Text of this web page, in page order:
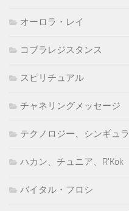
オーロラ・レイ
コブラレジスタンス
スピリチュアル
チャネリングメッセージ
テクノロジー、シンギュ
ハカン、チュニア、R'Kok
バイタル・フロシ